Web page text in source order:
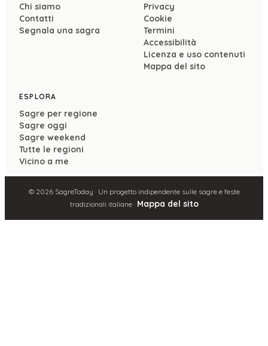
Chi siamo
Contatti
Segnala una sagra
Privacy
Cookie
Termini
Accessibilità
Licenza e uso contenuti
Mappa del sito
ESPLORA
Sagre per regione
Sagre oggi
Sagre weekend
Tutte le regioni
Vicino a me
© 2026SagreToday · Un progetto indipendente sulle sagre e feste
tradizionali italiane · Mappa del sito